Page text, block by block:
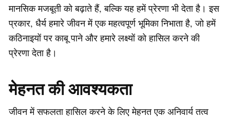
मानसिक मजबूती को बढ़ाते हैं, बल्कि यह हमें प्रेरणा भी देता है। इस
प्रकार, धैर्य हमारे जीवन में एक महत्वपूर्ण भूमिका निभाता है, जो हमें
कठिनाइयों पर काबू पाने और हमारे लक्ष्यों को हासिल करने की
प्रेरणा देता है।
मेहनत की आवश्यकता
जीवन में सफलता हासिल करने के लिए मेहनत एक अनिवार्य तत्व